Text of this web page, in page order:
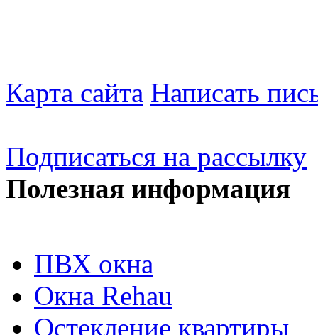
Карта сайта Написать
Подписаться на рассылку
Полезная информация
ПВХ окна
Окна Rehau
Остекление квартиры